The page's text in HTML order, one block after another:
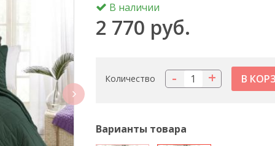
next
В наличии
2 770 руб.
Количество +
-
Варианты товара